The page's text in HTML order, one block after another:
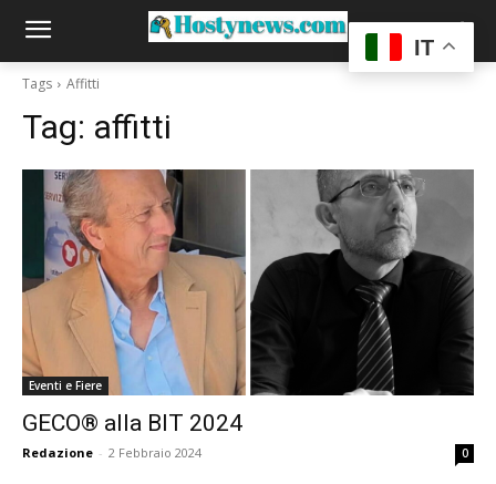
Tags Affitti
Tag: affitti
Eventi e Fiere
GECO® alla BIT 2024
Redazione - 2 Febbraio 2024 0
IT